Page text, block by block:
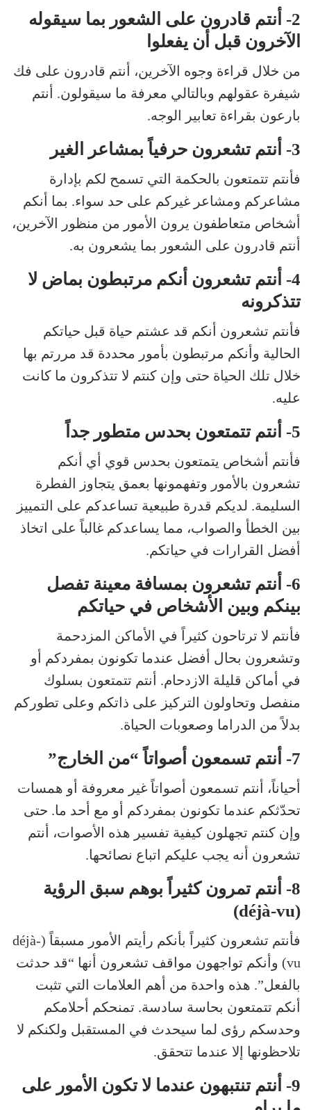
2- أنتم قادرون على الشعور بما سيقوله
الآخرون قبل أن يفعلوا
من خلال قراءة وجوه الآخرين، أنتم قادرون على فك
شيفرة عقولهم وبالتالي معرفة ما سيقولون. أنتم
بارعون بقراءة تعابير الوجه.
3- أنتم تشعرون حرفياً بمشاعر الغير
فأنتم تتمتعون بالحكمة التي تسمح لكم بإدارة
مشاعركم ومشاعر غيركم على حد سواء. بما أنكم
أشخاص متعاطفون يرون الأمور من منظور الآخرين،
أنتم قادرون على الشعور بما يشعرون به.
4- أنتم تشعرون أنكم مرتبطون بماض لا
تتذكرونه
فأنتم تشعرون أنكم قد عشتم حياة قبل حياتكم
الحالية وأنكم مرتبطون بأمور محددة قد مررتم بها
خلال تلك الحياة حتى وإن كنتم لا تتذكرون ما كانت
عليه.
5- أنتم تتمتعون بحدس متطور جداً
فأنتم أشخاص يتمتعون بحدس قوي أي أنكم
تشعرون بالأمور وتفهمونها بعمق يتجاوز الفطرة
السليمة. لديكم قدرة طبيعية تساعدكم على التمييز
بين الخطأ والصواب، مما يساعدكم غالباً على اتخاذ
أفضل القرارات في حياتكم.
6- أنتم تشعرون بمسافة معينة تفصل
بينكم وبين الأشخاص في حياتكم
فأنتم لا ترتاحون كثيراً في الأماكن المزدحمة
وتشعرون بحال أفضل عندما تكونون بمفردكم أو
في أماكن قليلة الازدحام. أنتم تتمتعون بسلوك
منفصل وتحاولون التركيز على ذاتكم وعلى تطوركم
بدلاً من الدراما وصعوبات الحياة.
7- أنتم تسمعون أصواتاً “من الخارج”
أحياناً، أنتم تسمعون أصواتاً غير معروفة أو همسات
تحدّثكم عندما تكونون بمفردكم أو مع أحد ما. حتى
وإن كنتم تجهلون كيفية تفسير هذه الأصوات، أنتم
تشعرون أنه يجب عليكم اتباع نصائحها.
8- أنتم تمرون كثيراً بوهم سبق الرؤية
(déjà-vu)
فأنتم تشعرون كثيراً بأنكم رأيتم الأمور مسبقاً (déjà-
vu) وأنكم تواجهون مواقف تشعرون أنها “قد حدثت
بالفعل”. هذه واحدة من أهم العلامات التي تثبت
أنكم تتمتعون بحاسة سادسة. تمنحكم أحلامكم
وحدسكم رؤى لما سيحدث في المستقبل ولكنكم لا
تلاحظونها إلا عندما تتحقق.
9- أنتم تنتبهون عندما لا تكون الأمور على